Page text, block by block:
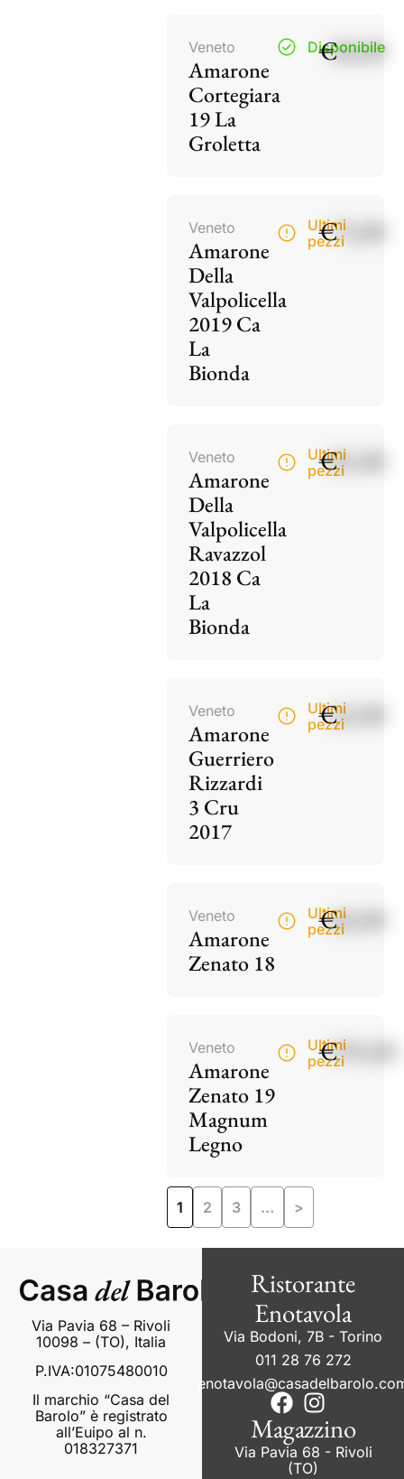
Veneto
Amarone
Cortegiara
19 La
Groletta
Disponibile
€38,00
Veneto
Amarone
Della
Valpolicella
2019 Ca
La
Bionda
Ultimi
pezzi
€73,00
Veneto
Amarone
Della
Valpolicella
Ravazzol
2018 Ca
La
Bionda
Ultimi
pezzi
€85,00
Veneto
Amarone
Guerriero
Rizzardi
3 Cru
2017
Ultimi
pezzi
€42,00
Veneto
Amarone
Zenato 18
Ultimi
pezzi
€60,00
Veneto
Amarone
Zenato 19
Magnum
Legno
Ultimi
pezzi
€195,00
1 2 3 … >
Via Pavia 68 – Rivoli
10098 – (TO), Italia
P.IVA:01075480010
Il marchio “Casa del
Barolo” è registrato
all’Euipo al n.
018327371
Ristorante
Enotavola
Via Bodoni, 7B - Torino
011 28 76 272
Magazzino
Via Pavia 68 - Rivoli
(TO)